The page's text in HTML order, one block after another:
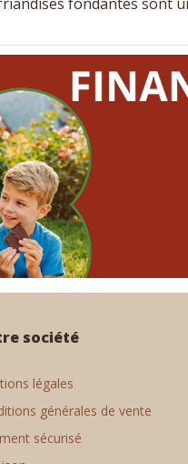
fondantes sont
société
légales
générales de vente
sécurisé